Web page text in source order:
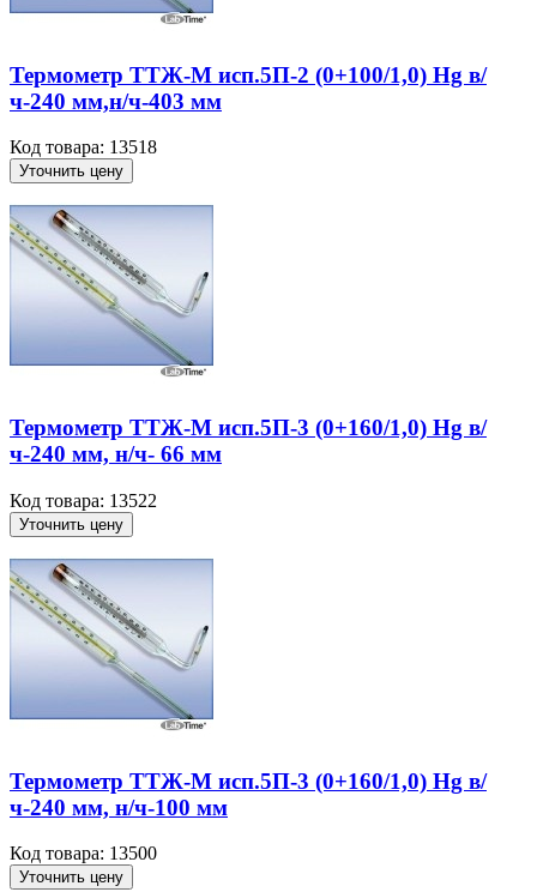
Термометр ТТЖ-М исп.5П-2 (0+100/1,0) Hg в/
ч-240 мм,н/ч-403 мм
Код товара: 13518
Уточнить цену
Термометр ТТЖ-М исп.5П-3 (0+160/1,0) Hg в/
ч-240 мм, н/ч- 66 мм
Код товара: 13522
Уточнить цену
Термометр ТТЖ-М исп.5П-3 (0+160/1,0) Hg в/
ч-240 мм, н/ч-100 мм
Код товара: 13500
Уточнить цену